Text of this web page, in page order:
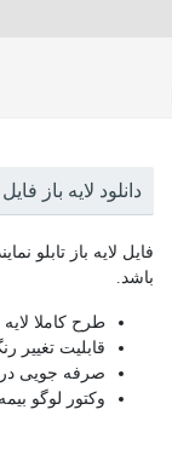
دانلود لایه باز
باشد.
طرح کاملا
قابلیت تغییر
صرفه جویی در
وکتور لوگو